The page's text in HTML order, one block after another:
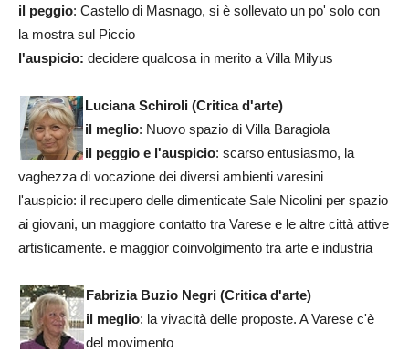
il peggio: Castello di Masnago, si è sollevato un po' solo con
la mostra sul Piccio
l'auspicio: decidere qualcosa in merito a Villa Milyus
Luciana Schiroli (Critica d'arte)
il meglio: Nuovo spazio di Villa Baragiola
il peggio e l'auspicio: scarso entusiasmo, la
vaghezza di vocazione dei diversi ambienti varesini
l'auspicio: il recupero delle dimenticate Sale Nicolini per spazio
ai giovani, un maggiore contatto tra Varese e le altre città attive
artisticamente. e maggior coinvolgimento tra arte e industria
Fabrizia Buzio Negri (Critica d'arte)
il meglio: la vivacità delle proposte. A Varese c'è
del movimento